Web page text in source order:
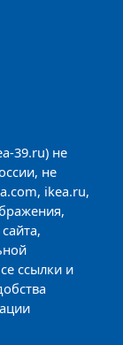
39.ru) не
не
ikea.ru,
ссылки и